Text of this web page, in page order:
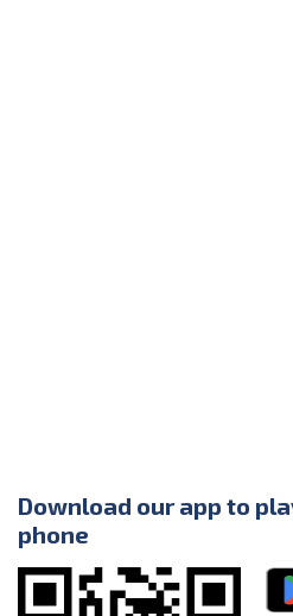
Download our app to play Sudoku on your
phone